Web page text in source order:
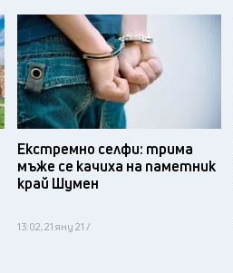
Екстремно селфи: трима
мъже се качиха на паметник
край Шумен
13:02, 21 яну 21 /